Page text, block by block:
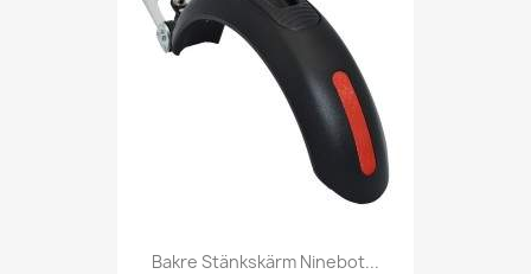
Bakre Stänkskärm Ninebot...